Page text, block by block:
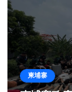
柬埔寨